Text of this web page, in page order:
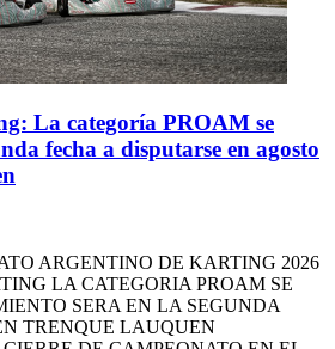
La categoría PROAM se
fecha a disputarse en agosto
ARGENTINO DE KARTING 2026
LA CATEGORIA PROAM SE
SERA EN LA SEGUNDA
TRENQUE LAUQUEN